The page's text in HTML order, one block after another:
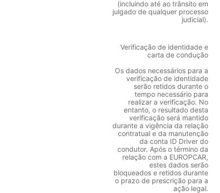
(incluindo até ao trânsito em
julgado de qualquer processo
judicial).
Verificação de identidade e
carta de condução
Os dados necessários para a
verificação de identidade
serão retidos durante o
tempo necessário para
realizar a verificação. No
entanto, o resultado desta
verificação será mantido
durante a vigência da relação
contratual e da manutenção
da conta ID Driver do
condutor. Após o término da
relação com a EUROPCAR,
estes dados serão
bloqueados e retidos durante
o prazo de prescrição para a
ação legal.